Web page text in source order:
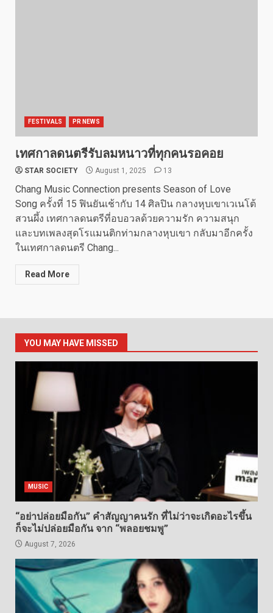
FESTIVALS PR NEWS
เทศกาลดนตรีรับลมหนาวที่ทุกคนรอคอย
STAR SOCIETY August 1, 2025 13
Chang Music Connection presents Season of Love
Song ครั้งที่ 15 ฟินยันเช้ากับ 14 ศิลปิน กลางหุบเขาเวเนโต้
สวนผึ้ง เทศกาลดนตรีที่อบอวลด้วยความรัก ความสนุก
และบทเพลงสุดโรแมนติกท่ามกลางหุบเขา กลับมาอีกครั้ง
ในเทศกาลดนตรี Chang...
Read More
YOU MAY HAVE MISSED
MUSIC
“อย่าปล่อยมือกัน” คำสัญญาคนรัก ที่ไม่ว่าจะเกิดอะไรขึ้น
ก็จะไม่ปล่อยมือกัน จาก “พลอยชมพู”
August 7, 2026